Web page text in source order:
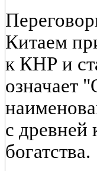
Китаем
к КНР и
означает
с древней
богатства.